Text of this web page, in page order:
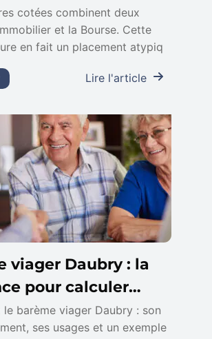
et risques
cotées combinent deux
et la Bourse. Cette
en fait un placement atypiq
Lire l'article
viager Daubry : la
pour calculer
le barème viager Daubry : son
ses usages et un exemple